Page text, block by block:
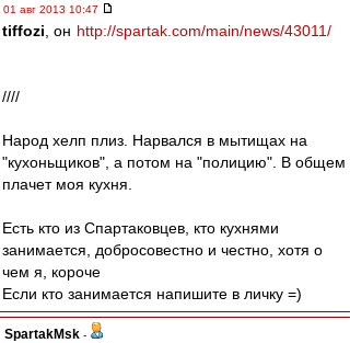
01 авг 2013 10:47
tiffozi , он http://spartak.com/main/news/43011/
////
Народ хелп плиз. Нарвался в мытищах на
"кухоньщиков", а потом на "полицию". В общем
плачет моя кухня.
Есть кто из Спартаковцев, кто кухнями
занимается, добросовестно и честно, хотя о
чем я, короче
Если кто занимается напишите в личку =)
SpartakMsk -